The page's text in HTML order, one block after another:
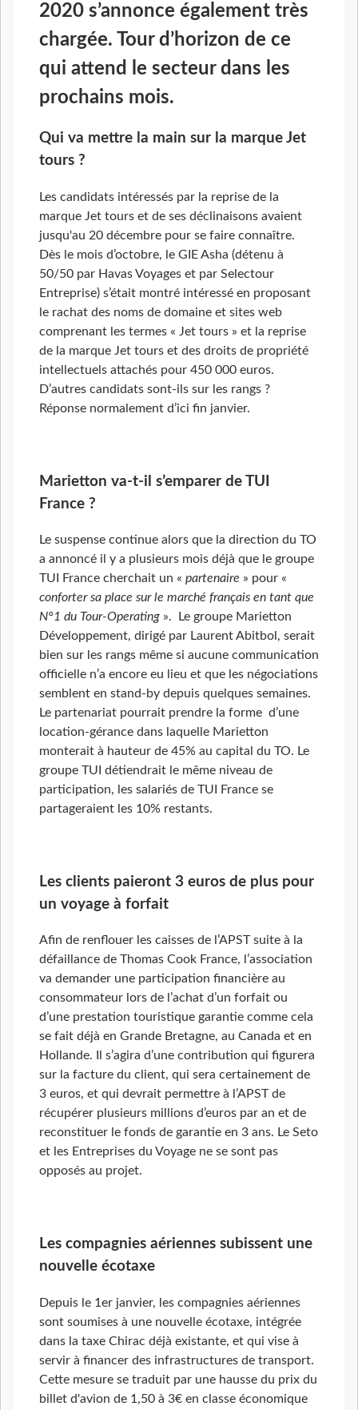
2020 s’annonce également très
chargée. Tour d’horizon de ce
qui attend le secteur dans les
prochains mois.
Qui va mettre la main sur la marque Jet
tours ?
Les candidats intéressés par la reprise de la
marque Jet tours et de ses déclinaisons avaient
jusqu'au 20 décembre pour se faire connaître.
Dès le mois d’octobre, le GIE Asha (détenu à
50/50 par Havas Voyages et par Selectour
Entreprise) s’était montré intéressé en proposant
le rachat des noms de domaine et sites web
comprenant les termes « Jet tours » et la reprise
de la marque Jet tours et des droits de propriété
intellectuels attachés pour 450 000 euros.
D’autres candidats sont-ils sur les rangs ?
Réponse normalement d’ici fin janvier.
Marietton va-t-il s’emparer de TUI
France ?
Le suspense continue alors que la direction du TO
a annoncé il y a plusieurs mois déjà que le groupe
TUI France cherchait un « partenaire » pour «
conforter sa place sur le marché français en tant que
N°1 du Tour-Operating ». Le groupe Marietton
Développement, dirigé par Laurent Abitbol, serait
bien sur les rangs même si aucune communication
officielle n’a encore eu lieu et que les négociations
semblent en stand-by depuis quelques semaines.
Le partenariat pourrait prendre la forme d’une
location-gérance dans laquelle Marietton
monterait à hauteur de 45% au capital du TO. Le
groupe TUI détiendrait le même niveau de
participation, les salariés de TUI France se
partageraient les 10% restants.
Les clients paieront 3 euros de plus pour
un voyage à forfait
Afin de renflouer les caisses de l’APST suite à la
défaillance de Thomas Cook France, l’association
va demander une participation financière au
consommateur lors de l’achat d’un forfait ou
d’une prestation touristique garantie comme cela
se fait déjà en Grande Bretagne, au Canada et en
Hollande. Il s’agira d’une contribution qui figurera
sur la facture du client, qui sera certainement de
3 euros, et qui devrait permettre à l’APST de
récupérer plusieurs millions d’euros par an et de
reconstituer le fonds de garantie en 3 ans. Le Seto
et les Entreprises du Voyage ne se sont pas
opposés au projet.
Les compagnies aériennes subissent une
nouvelle écotaxe
Depuis le 1er janvier, les compagnies aériennes
sont soumises à une nouvelle écotaxe, intégrée
dans la taxe Chirac déjà existante, et qui vise à
servir à financer des infrastructures de transport.
Cette mesure se traduit par une hausse du prix du
billet d'avion de 1,50 à 3€ en classe économique